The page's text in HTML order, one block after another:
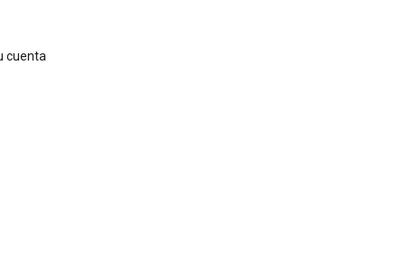
cuenta